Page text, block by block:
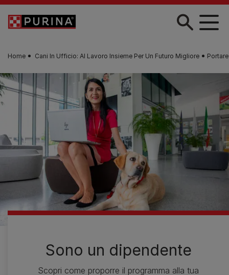
Skip to main content
Home Cani In Ufficio: Al Lavoro Insieme Per Un Futuro Migliore
Sono un dipendente
Scopri come proporre il programma alla tua